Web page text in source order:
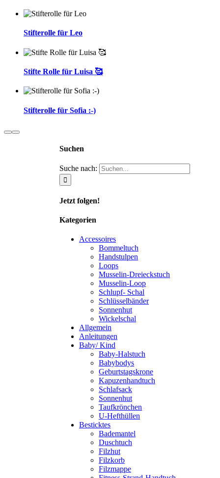
Stifterolle für Leo
Stifte Rolle für Luisa 🥰
Stifterolle für Sofia :-)
Suchen
Suche nach:
Jetzt folgen!
Kategorien
Accessoires
Bommeltuch
Handstulpen
Loops
Musselin-Dreieckstuch
Musselin-Loop
Schlupf- Schal
Schlüsselbänder
Sonnenhut
Wickelschal
Allgemein
Anleitungen
Baby/ Kind
Baby-Halstuch
Babybodys
Geburtstagskrone
Kapuzenhandtuch
Schlafsack
Sonnenhut
Taufkrönchen
U-Hefthüllen
Besticktes
Bademantel
Duschtuch
Filzhut
Filzkorb
Filzmappe